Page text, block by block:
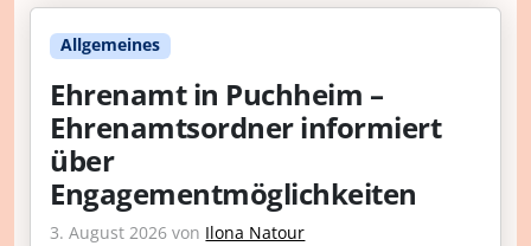
Allgemeines
Ehrenamt in Puchheim –
Ehrenamtsordner informiert
über
Engagementmöglichkeiten
3. August 2026 von Ilona Natour